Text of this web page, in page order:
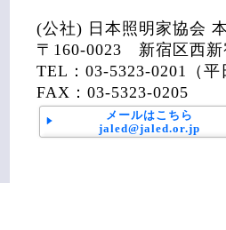
(公社) 日本照明家協会
〒160-0023 新宿区西新
TEL：03-5323-0201（
FAX：03-5323-0205
メールはこちら
jaled@jaled.or.jp